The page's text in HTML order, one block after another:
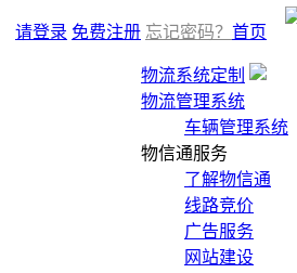
请登录 免费注册 忘记密码？
物流系统定制
物流管理系统
车辆管理系统
物信通服务
了解物信通
线路竞价
广告服务
网站建设
首页